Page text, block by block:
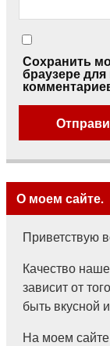
Сохранить
браузере
О моем сайте.
Приветствую
Качество
зависит от
быть вкусной
На моем